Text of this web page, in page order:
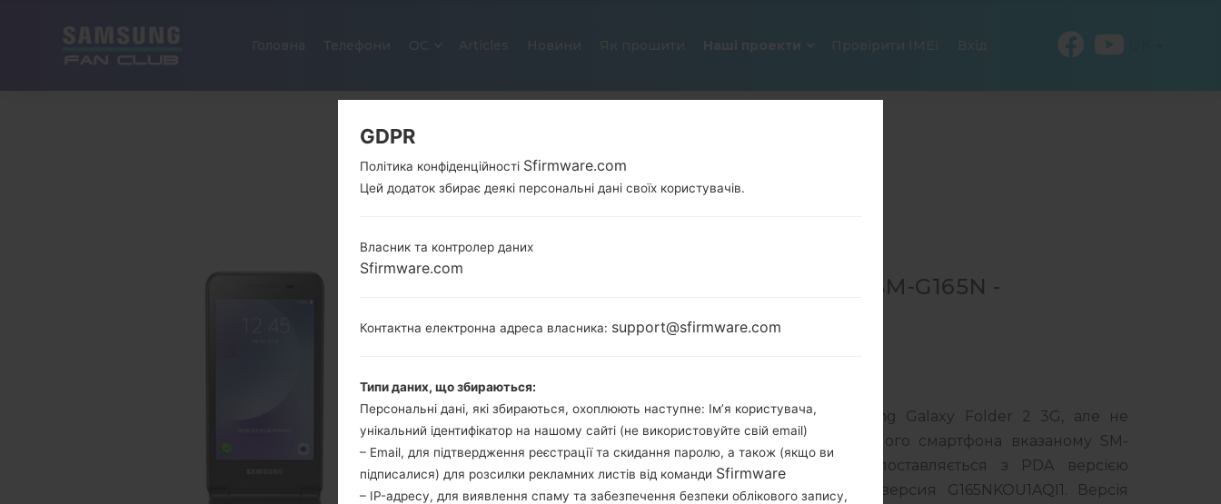
Новини Як прошити Наші проекти Провірити IMEI Вхід
ОФІЦІЙНА ПРОШИВКА #93334 ДЛЯ SM-G165N -
SAMSUNGGALAXY FOLDER 2 3G
G165N_1_20171114142414_9u4m67adf8_fac.zip
Завантажте останнє оновлення прошивки для Samsung Galaxy Folder 2 3G, але не
забудьте перевірити, чи відповідає номер моделі вашого смартфона вказаному SM-
G165N. Код прошивки KOO для KOREA. Продукт поставляється з PDA версією
G165NKOU1AQJ3 версія CSC G165NKOO1AQJ3, MODEM версия G165NKOU1AQI1. Версія
GDPR
Політика конфіденційності Sfirmware.com
Цей додаток збирає деякі персональні дані своїх користувачів.
Власник та контролер даних
Sfirmware.com
Контактна електронна адреса власника: support@sfirmware.com
Типи даних, що збираються:
Персональні дані, які збираються, охоплюють наступне: Ім’я користувача,
унікальний ідентифікатор на нашому сайті (не використовуйте свій email)
– Email, для підтвердження реєстрації та скидання паролю, а також (якщо ви
підписалися) для розсилки рекламних листів від команди Sfirmware
– IP-адресу, для виявлення спаму та забезпечення безпеки облікового запису,